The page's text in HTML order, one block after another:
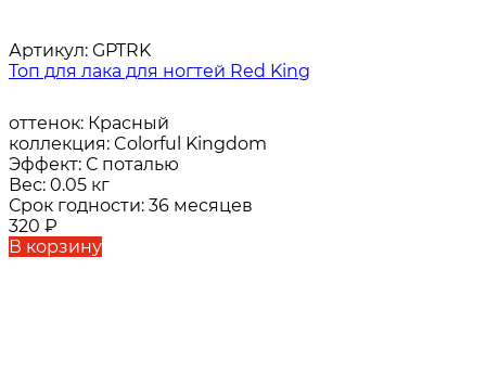
Артикул: GPTRK
Топ для лака для ногтей Red King
оттенок: Красный
коллекция: Colorful Kingdom
Эффект: С поталью
Вес: 0.05 кг
Срок годности: 36 месяцев
320 ₽
В корзину